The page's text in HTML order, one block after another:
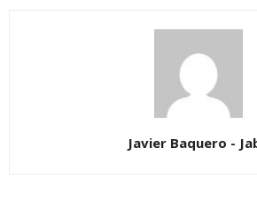
Javier Baquero -